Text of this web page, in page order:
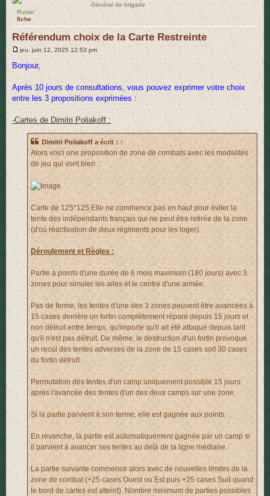
Général de brigade
Russe
fiche
Référendum choix de la Carte Restreinte
M
s
g
e
jeu. juin 12, 2025 12:53 pm
Bonjour,
Après 10 jours de consultations, vous pouvez exprimer votre choix
entre les 3 propositions exprimées :
-Cartes de Dimitri Poliakoff :
Dimitri Poliakoff a écrit : ↑
Alors voici une proposition de zone de combats avec les modalités
de jeu qui vont bien :
Carte de 125*125 Elle ne commence pas en haut pour éviter la
tente des indépendants français qui ne peut être retirée de la zone
(d'où réactivation de deux régiments pour les loger).
Déroulement et Règles :
Partie à points d'une durée de 6 mois maximum (180 jours) avec 3
zones pour simuler les ailes et le centre d'une armée.
Pas de ferme, les tentes d'une des 3 zones peuvent être avancées à
15 cases derrière un fortin complètement réparé depuis 15 jours et
non détruit entre temps, qu'importe qu'il ait été attaqué depuis tant
qu'il n'est pas détruit. De même, le destruction d'un fortin provoque
un recul des tentes adverses de la zone de 15 cases soit 30 cases
du fortin détruit.
Permutation des tentes d'un camp uniquement possible 15 jours
après l'avancée des tentes d'un des deux camps sur une zone.
Si la partie parvient à son terme, elle est gagnée aux points.
En revanche, la partie est automatiquement gagnée par un camp si
il parvient à avancer ses tentes au delà de la ligne médiane.
La partie suivante commence alors avec de nouvelles limites de la
zone de combat (+25 cases Ouest ou Est puis +25 cases Sud quand
le bord de cartes est atteint). Nombre minimum de parties possibles